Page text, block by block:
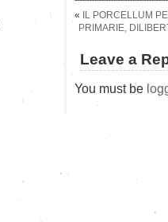
«
IL PORCELLUM
PRIMARIE,
Leave a
You must be